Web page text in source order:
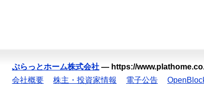
ぷらっとホーム株式会社 — https://
会社概要
株主・投資家情報 電子公告